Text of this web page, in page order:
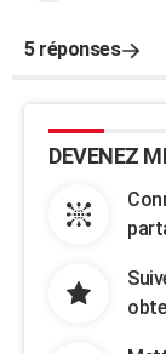
5 réponses
DEVENEZ